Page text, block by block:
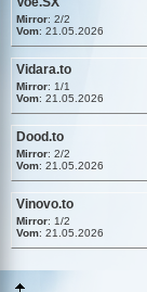
Mirror: 2/2
Vom: 21.05.2026
Vidara.to
Mirror: 1/1
Vom: 21.05.2026
Dood.to
Mirror: 2/2
Vom: 21.05.2026
Vinovo.to
Mirror: 1/2
Vom: 21.05.2026